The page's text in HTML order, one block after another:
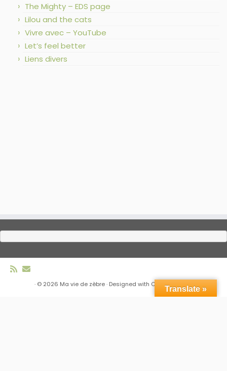
The Mighty – EDS page
Lilou and the cats
Vivre avec – YouTube
Let’s feel better
Liens divers
· © 2026 Ma vie de zèbre· Designed with Customizr Pro
Translate »